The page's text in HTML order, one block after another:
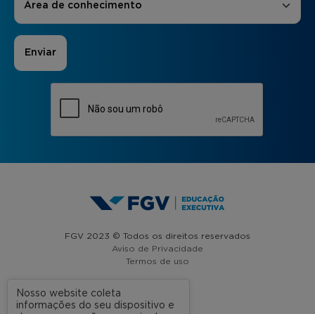
Área de conhecimento
FGV 2023 © Todos os direitos reservados
Aviso de Privacidade
Termos de uso
A FGV
Nosso website coleta
informações do seu dispositivo e